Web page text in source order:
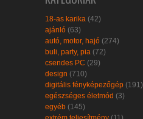
18-as karika (42)
ajánló (63)
autó, motor, hajó (274)
buli, party, pia (72)
csendes PC (29)
design (710)
digitális fényképezőgép (191)
egészséges életmód (3)
egyéb (145)